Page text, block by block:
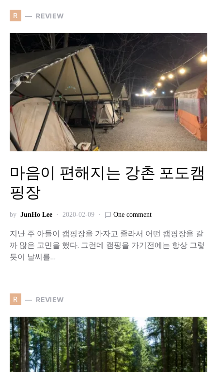
R REVIEW
마음이 편해지는 강촌 포도캠
핑장
by JunHo Lee 2020-02-09 One comment
지난 주 아들이 캠핑장을 가자고 졸라서 어떤 캠핑장을 갈
까 많은 고민을 했다. 그런데 캠핑을 가기전에는 항상 그렇
듯이 날씨를…
R REVIEW